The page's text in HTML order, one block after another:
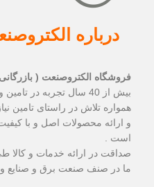
الکتروصنعت
( بازرگانی ستوده)با
بیش از 40 سال تجربه در تامین و عرضه
در راستای تامین نیاز صنعت
اصل و با کیفیت را در الویت
خدمات و کالا طی سالیان
صنعت برق و صنایع وابسته شده